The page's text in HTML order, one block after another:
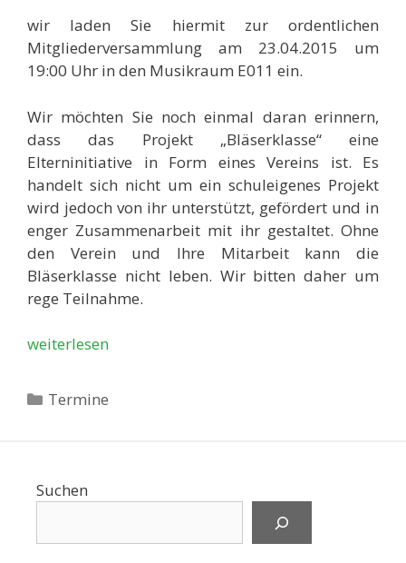
wir laden Sie hiermit zur ordentlichen
Mitgliederversammlung am 23.04.2015 um
19:00 Uhr in den Musikraum E011 ein.
Wir möchten Sie noch einmal daran erinnern,
dass das Projekt „Bläserklasse“ eine
Elterninitiative in Form eines Vereins ist. Es
handelt sich nicht um ein schuleigenes Projekt
wird jedoch von ihr unterstützt, gefördert und in
enger Zusammenarbeit mit ihr gestaltet. Ohne
den Verein und Ihre Mitarbeit kann die
Bläserklasse nicht leben. Wir bitten daher um
rege Teilnahme.
weiterlesen
Kategorien
Termine
Suchen